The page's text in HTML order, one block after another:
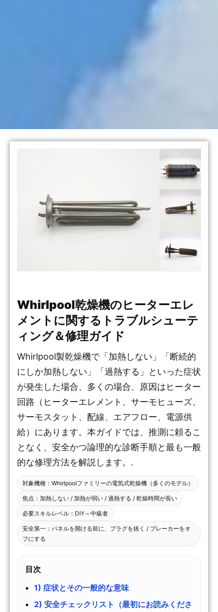
Whirlpool乾燥機のヒーターエレ
メントに関するトラブルシューテ
ィング＆修理ガイド
Whirlpool製乾燥機で「加熱しない」「断続的
にしか加熱しない」「過熱する」といった症状
が発生した場合、多くの場合、原因はヒーター
回路（ヒーターエレメント、サーモヒューズ、
サーモスタット、配線、エアフロー、電源供
給）にあります。本ガイドでは、推測に頼るこ
となく、安全かつ論理的な診断手順と最も一般
的な修理方法を解説します。.
対象機種：Whirlpoolファミリーの電気式乾燥機（多くのモデル）
焦点：加熱しない / 加熱が弱い / 過熱する / 乾燥時間が長い
必要スキルレベル：DIY～中級者
安全第一：パネルを開ける前に、プラグを抜く / ブレーカーをオ
フにする
目次
1) 症状とその一般的な意味
2) 安全チェックリスト（最初にお読みくださ